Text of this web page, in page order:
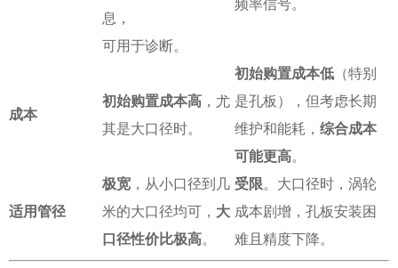
息，
可用于诊断。
频率信号。
成本
初始购置成本高 ，尤
其是大口径时。
初始购置成本低 （特别
是孔板），但考虑长期
维护和能耗， 综合成本
可能更高。
适用管径
极宽 ，从小口径到几
米的大口径均可， 大
口径性价比极高。
受限。大口径时，涡轮
成本剧增，孔板安装困
难且精度下降。